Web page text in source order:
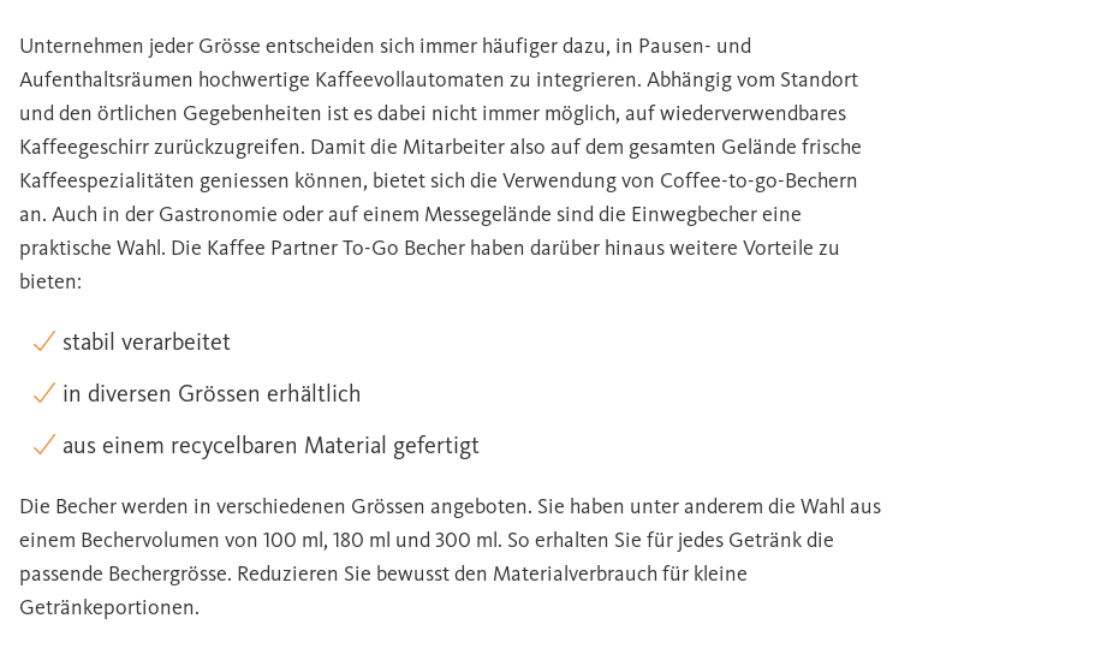
Unternehmen jeder Grösse entscheiden sich immer häufiger dazu, in Pausen- und
Aufenthaltsräumen hochwertige Kaffeevollautomaten zu integrieren. Abhängig vom Standort
und den örtlichen Gegebenheiten ist es dabei nicht immer möglich, auf wiederverwendbares
Kaffeegeschirr zurückzugreifen. Damit die Mitarbeiter also auf dem gesamten Gelände frische
Kaffeespezialitäten geniessen können, bietet sich die Verwendung von Coffee-to-go-Bechern
an. Auch in der Gastronomie oder auf einem Messegelände sind die Einwegbecher eine
praktische Wahl. Die Kaffee Partner To-Go Becher haben darüber hinaus weitere Vorteile zu
bieten:
stabil verarbeitet
in diversen Grössen erhältlich
aus einem recycelbaren Material gefertigt
Die Becher werden in verschiedenen Grössen angeboten. Sie haben unter anderem die Wahl aus
einem Bechervolumen von 100 ml, 180 ml und 300 ml. So erhalten Sie für jedes Getränk die
passende Bechergrösse. Reduzieren Sie bewusst den Materialverbrauch für kleine
Getränkeportionen.